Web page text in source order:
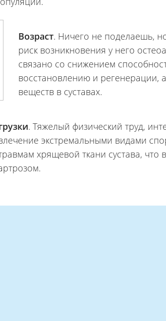
Возраст. Ничего не поделаешь,
риск возникновения у него
связано со снижением
восстановлению и регенерации,
веществ в суставах.
. Тяжелый физический труд,
экстремальными видами
хрящевой ткани сустава, что